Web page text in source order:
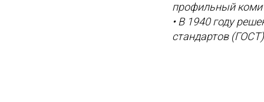
профильный
• В 1940 году
стандартов